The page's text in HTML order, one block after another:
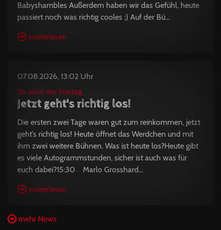
Babyshambles Außerdem haben wir das Gefühl, heute
passiert noch was richtig cooles ;) Auf der Bü...
weiterlesen
07.08.2026, 13:02 Uhr
So wird der Freitag
Jetzt geht's richtig los!
Die ersten zwei Tage waren gut zum reinkommen, jetzt
geht’s richtig los! Heute öffnet das Werdchen und mit
ihm zwei weitere Bühnen. Was ist heute los?Heute gibt
es viele Autogrammstunden, sicher ist auch was für
euch dabei?15:30 Marlo Grosshard...
weiterlesen
mehr News